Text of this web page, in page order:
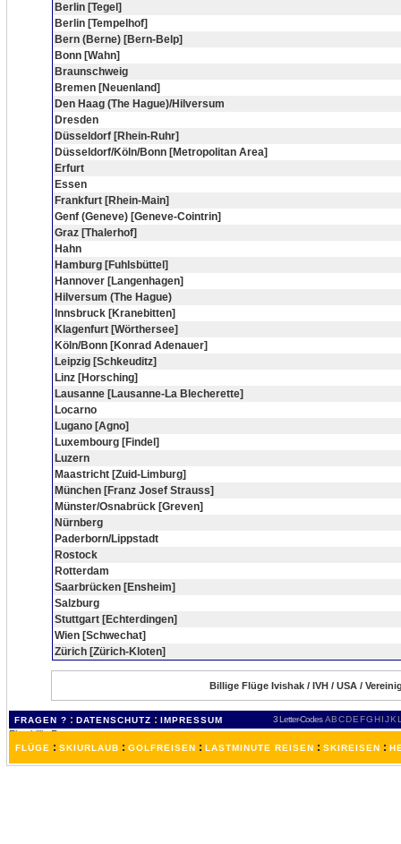
Berlin [Tegel]
Berlin [Tempelhof]
Bern (Berne) [Bern-Belp]
Bonn [Wahn]
Braunschweig
Bremen [Neuenland]
Den Haag (The Hague)/Hilversum
Dresden
Düsseldorf [Rhein-Ruhr]
Düsseldorf/Köln/Bonn [Metropolitan Area]
Erfurt
Essen
Frankfurt [Rhein-Main]
Genf (Geneve) [Geneve-Cointrin]
Graz [Thalerhof]
Hahn
Hamburg [Fuhlsbüttel]
Hannover [Langenhagen]
Hilversum (The Hague)
Innsbruck [Kranebitten]
Klagenfurt [Wörthersee]
Köln/Bonn [Konrad Adenauer]
Leipzig [Schkeuditz]
Linz [Horsching]
Lausanne [Lausanne-La Blecherette]
Locarno
Lugano [Agno]
Luxembourg [Findel]
Luzern
Maastricht [Zuid-Limburg]
München [Franz Josef Strauss]
Münster/Osnabrück [Greven]
Nürnberg
Paderborn/Lippstadt
Rostock
Rotterdam
Saarbrücken [Ensheim]
Salzburg
Stuttgart [Echterdingen]
Wien [Schwechat]
Zürich [Zürich-Kloten]
Billige Flüge Ivishak / IVH / USA /
FRAGEN ? : DATENSCHUTZ : IMPRESSUM 3 Letter-Codes ABCDEFGH IJKL
FLÜGE : SKIURLAUB : GOLFREISEN : LASTMINUTE REISEN : SKIREISEN :